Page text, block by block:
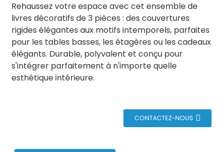
Rehaussez votre espace avec cet ensemble de
livres décoratifs de 3 pièces : des couvertures
rigides élégantes aux motifs intemporels, parfaites
pour les tables basses, les étagères ou les cadeaux
élégants. Durable, polyvalent et conçu pour
s'intégrer parfaitement à n'importe quelle
esthétique intérieure.
CONTACTEZ-NOUS